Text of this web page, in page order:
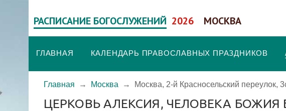
РАСПИСАНИЕ БОГОСЛУЖЕНИЙ 2026 МОСКВА
ГЛАВНАЯ КАЛЕНДАРЬ ПРАВОСЛАВНЫХ ПРАЗДНИКОВ
Главная → Москва → Москва, 2-й Красносельский переулок,
ЦЕРКОВЬ АЛЕКСИЯ, ЧЕЛОВЕКА